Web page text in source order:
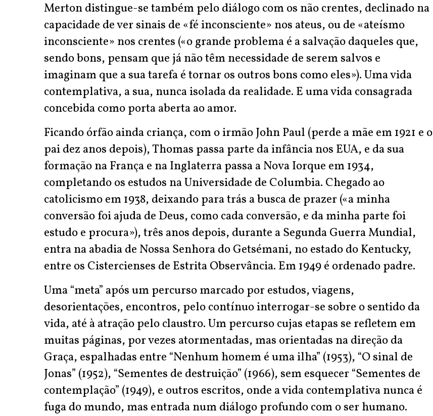
Merton distingue-se também pelo diálogo com os não crentes, declinado na
capacidade de ver sinais de «fé inconsciente» nos ateus, ou de «ateísmo
inconsciente» nos crentes («o grande problema é a salvação daqueles que,
sendo bons, pensam que já não têm necessidade de serem salvos e
imaginam que a sua tarefa é tornar os outros bons como eles»). Uma vida
contemplativa, a sua, nunca isolada da realidade. E uma vida consagrada
concebida como porta aberta ao amor.
Ficando órfão ainda criança, com o irmão John Paul (perde a mãe em 1921 e o
pai dez anos depois), Thomas passa parte da infância nos EUA, e da sua
formação na França e na Inglaterra passa a Nova Iorque em 1934,
completando os estudos na Universidade de Columbia. Chegado ao
catolicismo em 1938, deixando para trás a busca de prazer («a minha
conversão foi ajuda de Deus, como cada conversão, e da minha parte foi
estudo e procura»), três anos depois, durante a Segunda Guerra Mundial,
entra na abadia de Nossa Senhora do Getsémani, no estado do Kentucky,
entre os Cistercienses de Estrita Observância. Em 1949 é ordenado padre.
Uma “meta” após um percurso marcado por estudos, viagens,
desorientações, encontros, pelo contínuo interrogar-se sobre o sentido da
vida, até à atração pelo claustro. Um percurso cujas etapas se refletem em
muitas páginas, por vezes atormentadas, mas orientadas na direção da
Graça, espalhadas entre “Nenhum homem é uma ilha” (1953), “O sinal de
Jonas” (1952), “Sementes de destruição” (1966), sem esquecer “Sementes de
contemplação” (1949), e outros escritos, onde a vida contemplativa nunca é
fuga do mundo, mas entrada num diálogo profundo com o ser humano.